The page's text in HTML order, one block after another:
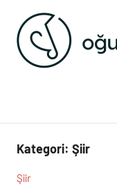
Kategori: Şiir
Şiir